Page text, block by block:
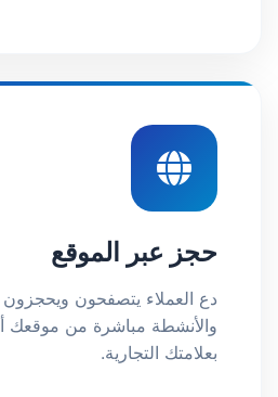
حجز عبر الموقع
دع العملاء يتصفحون ويحجزون
والأنشطة مباشرة من موقعك
بعلامتك التجارية.